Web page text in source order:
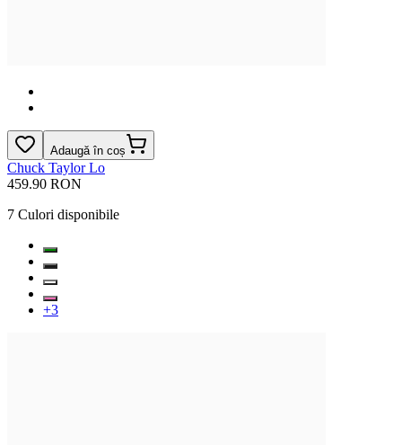
Adaugă în coș
Chuck Taylor Lo
459.90 RON
7 Culori disponibile
+3